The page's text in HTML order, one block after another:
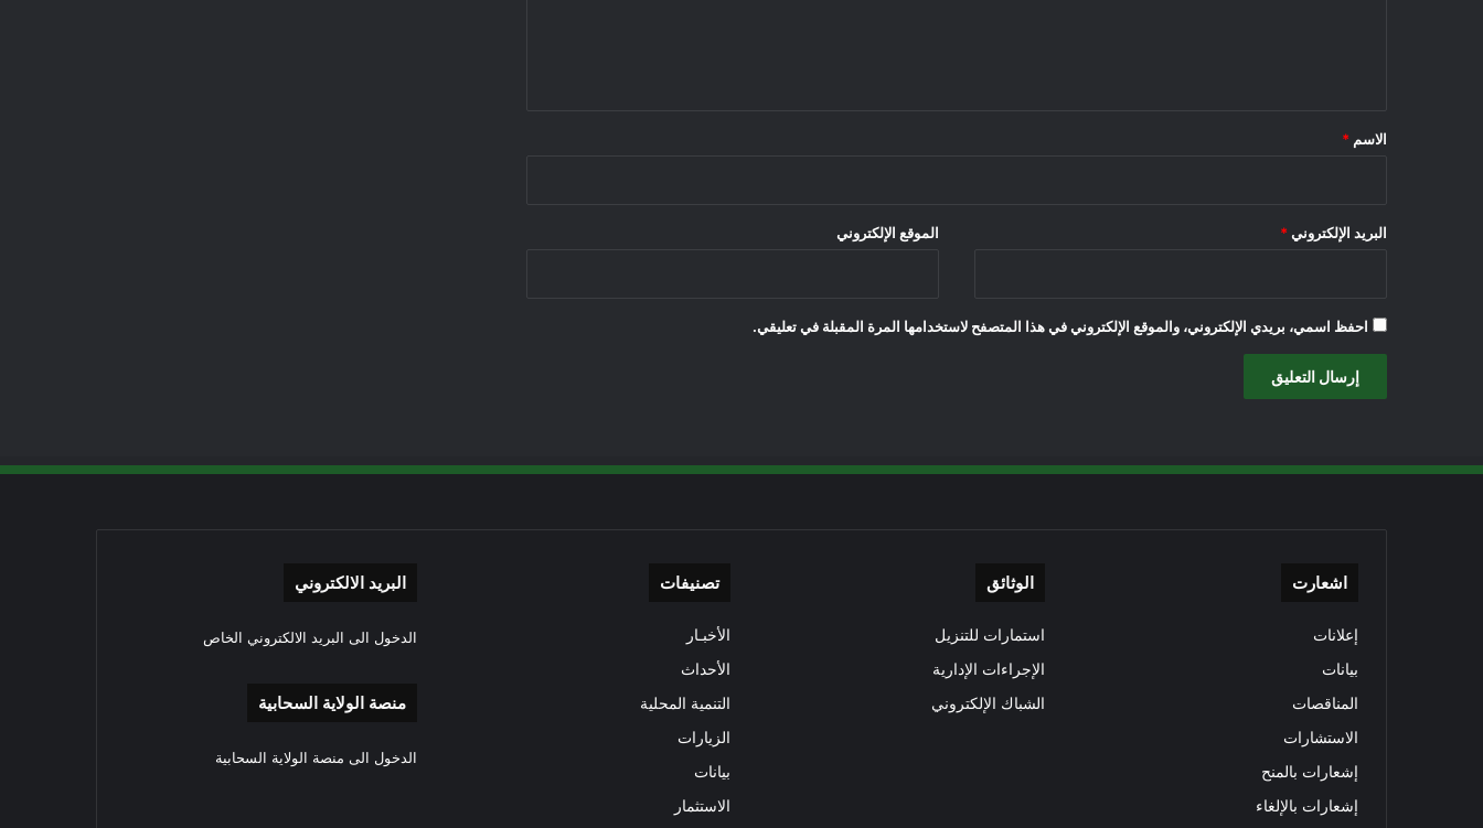
*
الاسم *
البريد الإلكتروني * الموقع الإلكتروني
احفظ اسمي، بريدي الإلكتروني، والموقع الإلكتروني في هذا المتصفح لاستخدامها المرة المقبلة في تعليقي.
اشعارت
إعلانات
بيانات
المناقصات
الاستشارات
إشعارات بالمنح
إشعارات بالإلغاء
الوثائق
استمارات للتنزيل
الإجراءات الإدارية
الشباك الإلكتروني
تصنيفات
الأخبـار
الأحداث
التنمية المحلية
الزيارات
بيانات
الاستثمار
البريد الالكتروني
الدخول الى البريد الالكتروني الخاص
منصة الولاية السحابية
الدخول الى منصة الولاية السحابية